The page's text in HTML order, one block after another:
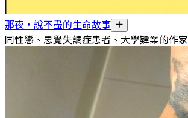
那夜，說不盡的生命故事
同性戀、思覺失調症患者、大學肄業的作家